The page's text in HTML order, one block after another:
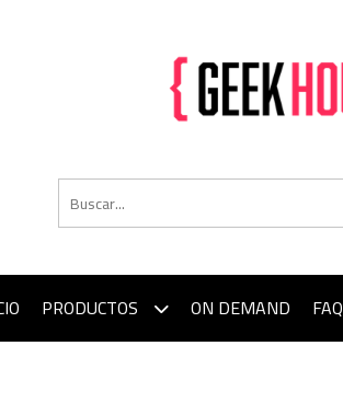
PRODUCTOS ON DEMAND FAQ